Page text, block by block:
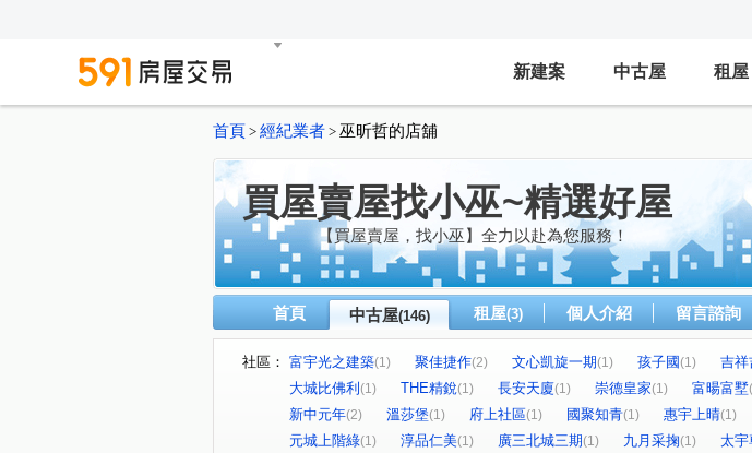
新建案 中古屋 租屋
首頁 > 經紀業者 > 巫昕哲的店舖
買屋賣屋找小巫~精選好屋
【買屋賣屋，找小巫】全力以赴為您服務！
首頁 中古屋(146) 租屋(3) 個人介紹 留言諮詢
社區： 富宇光之建築(1) 聚佳捷作(2) 文心凱旋一期(1) 孩子國(1) 吉祥
大城比佛利 (1) THE精銳(1) 長安天廈(1) 崇德皇家(1) 富暘富墅
新中元年(2) 溫莎堡(1) 府上社區(1) 國聚知青(1) 惠宇上晴(1)
元城上階綠(1) 淳品仁美(1) 廣三北城三期(1) 九月采掬(1) 太宇